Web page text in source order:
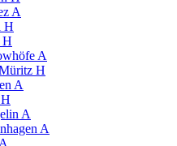
A
H
A
H
A
A
A